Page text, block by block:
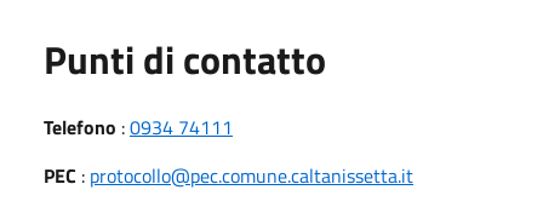
Punti di contatto
Telefono :0934 74111
PEC : protocollo@pec.comune.caltanissetta.it